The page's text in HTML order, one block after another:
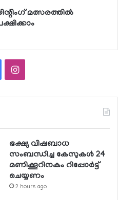
മത്സരത്തില്‍
Instagram
ഭക്ഷ്യ വിഷബാധ
സംബന്ധിച്ച കേസുകള്‍ 24
മണിക്കൂറിനകം റിപ്പോര്‍ട്ട്
ചെയ്യണം
2 hours ago